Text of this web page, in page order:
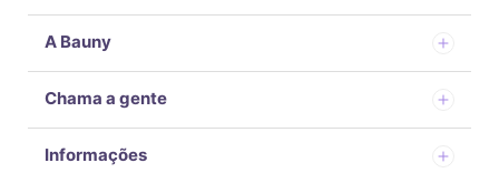
A Bauny
Chama a gente
Informações